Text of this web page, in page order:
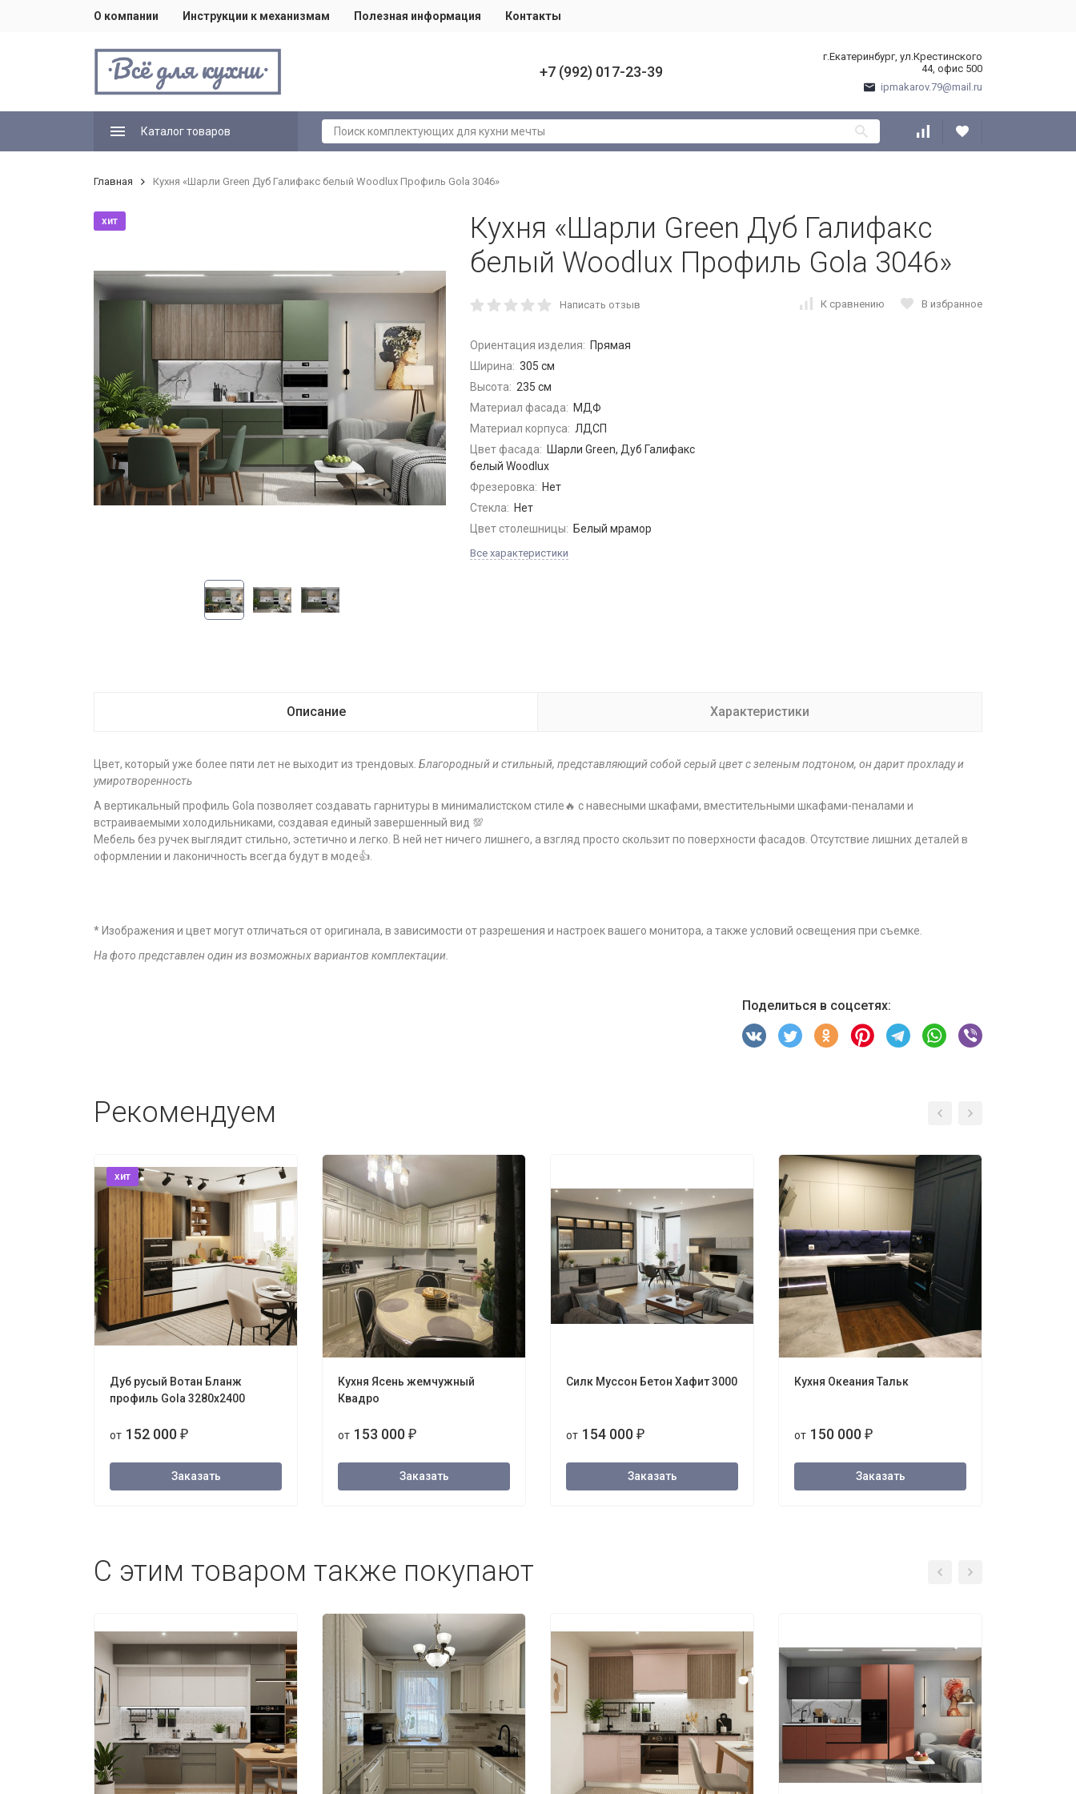
О компании Инструкции к механизмам Полезная информация Контакты
+7 (992) 017-23-39
г.Екатеринбург, ул.Крестинского
44, офис 500
ipmakarov.79@mail.ru
Каталог товаров
Главная Кухня «Шарли Green Дуб Галифакс белый Woodlux Профиль Gola 3046»
хит
Кухня «Шарли Green Дуб Галифакс
белый Woodlux Профиль Gola 3046»
Написать отзыв К сравнению В избранное
Ориентация изделия: Прямая
Ширина: 305 см
Высота: 235 см
Материал фасада: МДФ
Материал корпуса: ЛДСП
Цвет фасада: Шарли Green, Дуб Галифакс
белый Woodlux
Фрезеровка: Нет
Стекла: Нет
Цвет столешницы: Белый мрамор
Все характеристики
Описание Характеристики
Цвет, который уже более пяти лет не выходит из трендовых. Благородный и стильный, представляющий собойсерый цвет с зеленым подтоном, он дарит прохладу и
умиротворенность
А вертикальный профиль Gola позволяет создавать гарнитуры в минималистском стиле🔥 с навесными шкафами, вместительными шкафами-пеналами и
встраиваемыми холодильниками, создавая единый завершенный вид 💯
Мебель без ручек выглядит стильно, эстетично и легко. В ней нет ничего лишнего, а взгляд просто скользит по поверхности фасадов. Отсутствие лишних деталей в
оформлении и лаконичность всегда будут в моде👍.
* Изображения и цвет могут отличаться от оригинала, в зависимости от разрешения и настроек вашего монитора, а также условий освещения при съемке.
На фото представлен один из возможных вариантов комплектации.
Поделиться в соцсетях:
Рекомендуем
хит
Дуб русый Вотан Бланж
профиль Gola 3280х2400
от 152 000 ₽
Заказать
Кухня Ясень жемчужный
Квадро
от 153 000 ₽
Заказать
Силк Муссон Бетон Хафит 3000
от 154 000 ₽
Заказать
Кухня Океания Тальк
от 150 000 ₽
Заказать
С этим товаром также покупают